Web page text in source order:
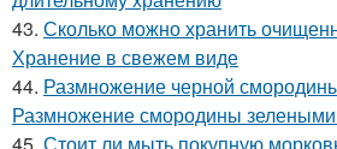
43. Сколько можно хранить
Хранение в свежем виде
44. Размножение черной
Размножение смородины
45. Стоит ли мыть покупную